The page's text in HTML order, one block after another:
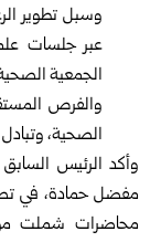
وسبل تطوير
عبر جلسات
الجمعية
والفرص
الصحية،
وأكد الرئيس
مفضل حمادة، في
محاضرات شملت